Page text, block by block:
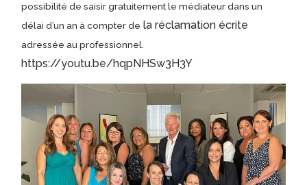
possibilité de saisir gratuitement le médiateur dans un
délai d’un an à compter de la réclamation écrite
adressée au professionnel.
https://youtu.be/hqpNHSw3H3Y